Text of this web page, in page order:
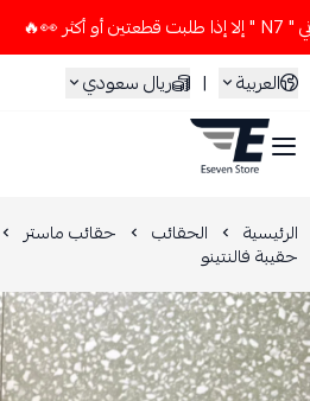
العربية
| ريال سعودي
ESEVEN STORE
الرئيسية الحقائب حقائب ماستر
حقيبة فالنتينو